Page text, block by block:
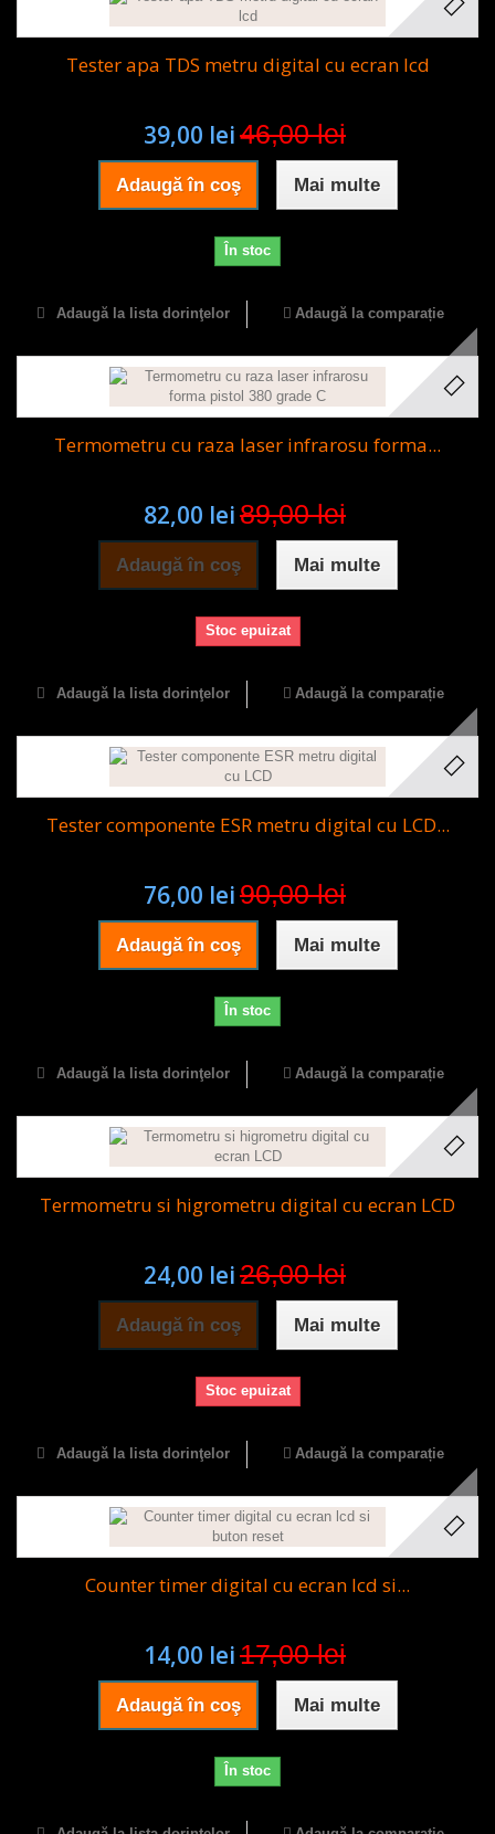
Tester apa TDS metru digital cu ecran lcd
39,00 lei46,00 lei
Adaugă în coş Mai multe
În stoc
Adaugă la lista dorinţelor Adaugă la comparație
Termometru cu raza laser infrarosu forma...
82,00 lei89,00 lei
Adaugă în coş Mai multe
Stoc epuizat
Adaugă la lista dorinţelor Adaugă la comparație
Tester componente ESR metru digital cu LCD...
76,00 lei90,00 lei
Adaugă în coş Mai multe
În stoc
Adaugă la lista dorinţelor Adaugă la comparație
Termometru si higrometru digital cu ecran LCD
24,00 lei26,00 lei
Adaugă în coş Mai multe
Stoc epuizat
Adaugă la lista dorinţelor Adaugă la comparație
Counter timer digital cu ecran lcd si...
14,00 lei17,00 lei
Adaugă în coş Mai multe
În stoc